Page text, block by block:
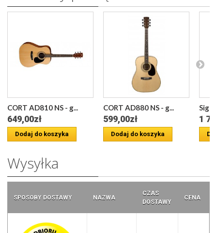
CORT AD810 NS - g...
649,00zł
Dodaj do koszyka
CORT AD880 NS - g...
599,00zł
Dodaj do koszyka
1
Wysyłka
SPOSOBY DOSTAWY NAZWA
CZAS
DOSTAWY
CENA